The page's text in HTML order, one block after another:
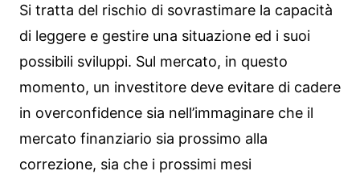
Si tratta del rischio di sovrastimare la capacità
di leggere e gestire una situazione ed i suoi
possibili sviluppi. Sul mercato, in questo
momento, un investitore deve evitare di cadere
in overconfidence sia nell’immaginare che il
mercato finanziario sia prossimo alla
correzione, sia che i prossimi mesi